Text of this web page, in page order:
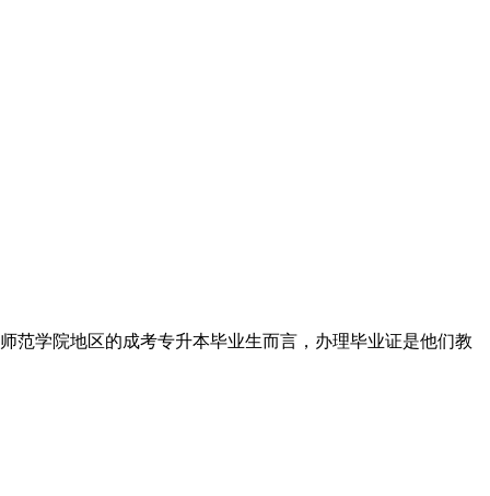
范学院地区的成考专升本毕业生而言，办理毕业证是他们教